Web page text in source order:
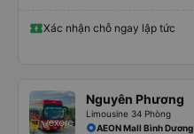
Xác nhận chỗ ngay lập tức
Nguyên Phương
Limousine 34 Phòng
AEON Mall Bình Dương